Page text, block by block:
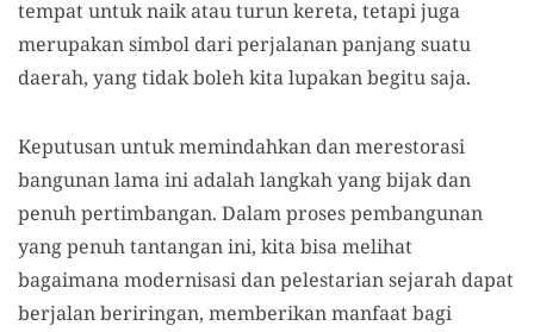
tempat untuk naik atau turun kereta, tetapi juga
merupakan simbol dari perjalanan panjang suatu
daerah, yang tidak boleh kita lupakan begitu saja.
Keputusan untuk memindahkan dan merestorasi
bangunan lama ini adalah langkah yang bijak dan
penuh pertimbangan. Dalam proses pembangunan
yang penuh tantangan ini, kita bisa melihat
bagaimana modernisasi dan pelestarian sejarah dapat
berjalan beriringan, memberikan manfaat bagi